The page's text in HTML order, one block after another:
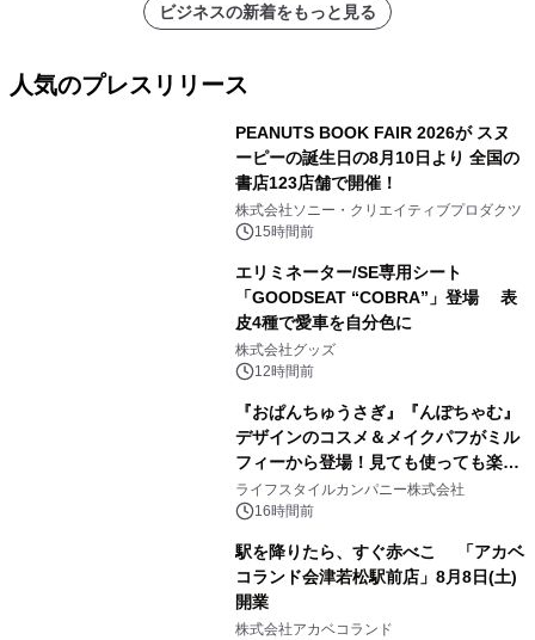
ビジネスの新着をもっと見る
人気のプレスリリース
PEANUTS BOOK FAIR 2026が スヌ
ーピーの誕生日の8月10日より 全国の
書店123店舗で開催！
株式会社ソニー・クリエイティブプロダクツ
15時間前
エリミネーター/SE専用シート
「GOODSEAT “COBRA”」登場 表
皮4種で愛車を自分色に
株式会社グッズ
12時間前
『おぱんちゅうさぎ』『んぽちゃむ』
デザインのコスメ＆メイクパフがミル
フィーから登場！見ても使っても楽し
い、ポップでキュートなコレクショ
ン。
ライフスタイルカンパニー株式会社
16時間前
駅を降りたら、すぐ赤べこ 「アカベ
コランド会津若松駅前店」8月8日(土)
開業
株式会社アカベコランド